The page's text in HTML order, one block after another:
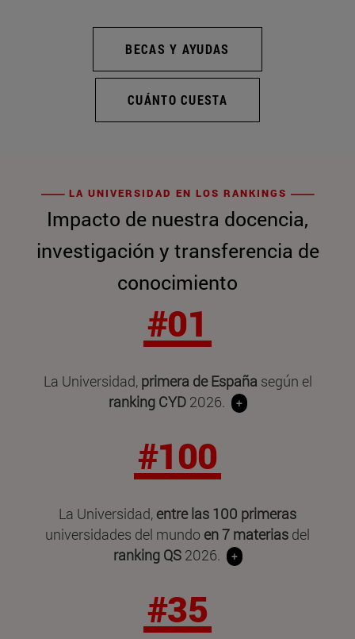
BECAS Y AYUDAS
CUÁNTO CUESTA
LA UNIVERSIDAD EN LOS RANKINGS
Impacto de nuestra docencia,
investigación y transferencia de
conocimiento
#01
La Universidad, primera de Españasegún el
ranking CYD2026. +
#100
La Universidad, entre las 100 primeras
universidades del mundo en 7 materias del
ranking QS 2026. +
#35